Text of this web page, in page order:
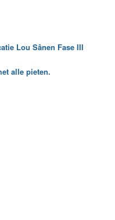
Lou Sânen Fase III
alle pieten.